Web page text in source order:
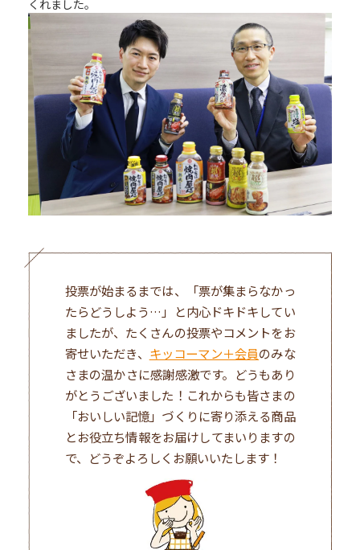
くれました。
投票が始まるまでは、「票が集まらなかっ
たらどうしよう…」と内心ドキドキしてい
ましたが、たくさんの投票やコメントをお
寄せいただき、 キッコーマン＋会員のみな
さまの温かさに感謝感激です。どうもあり
がとうございました！これからも皆さまの
「おいしい記憶」づくりに寄り添える商品
とお役立ち情報をお届けしてまいりますの
で、どうぞよろしくお願いいたします！